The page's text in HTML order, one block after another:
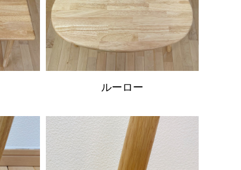
ルーロー